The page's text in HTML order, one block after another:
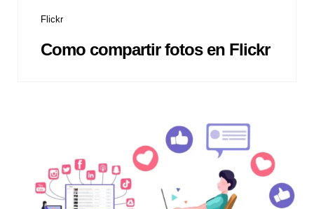
Flickr
Como compartir fotos en Flickr